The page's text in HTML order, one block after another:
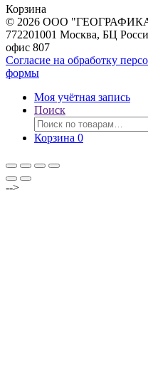
Корзина
© 2026 ООО
772201001 Москва, БЦ
офис 807
Согласие на обработку
формы
Моя учётная запись
Поиск
Искать:
Корзина 0
-->